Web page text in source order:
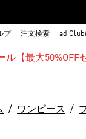
プ 注文検索 adiClub
ル【最大50%OFF
ワンピース